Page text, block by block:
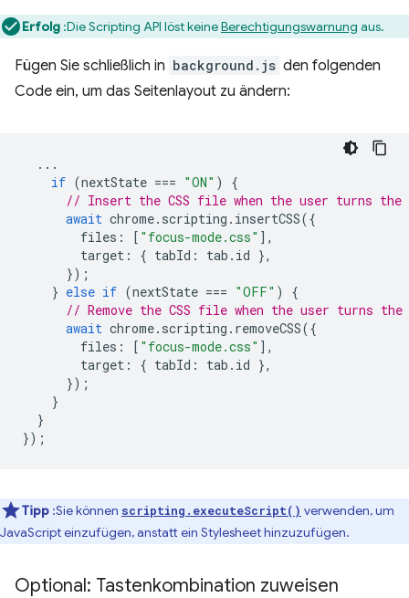
Erfolg :Die Scripting API löst keineBerechtigungswarnung aus.
Fügen Sie schließlich in background.js den folgenden
Code ein, um das Seitenlayout zu ändern:
...
if (nextState === "ON" )
{
// Insert the CSS file when the user turns the
await chrome. scripting . insertCSS({
files : [ "focus-mode.css" ],
target : { tabId : tab . id },
});
} else if (nextState === "OFF" )
{
// Remove the CSS file when the user turns
await chrome. scripting . removeCSS({
files : [ "focus-mode.css" ],
target : { tabId : tab . id },
});
}
}
});
Tipp :Sie können scripting.executeScript() verwenden, um
JavaScript einzufügen, anstatt ein Stylesheet hinzuzufügen.
Optional: Tastenkombination zuweisen